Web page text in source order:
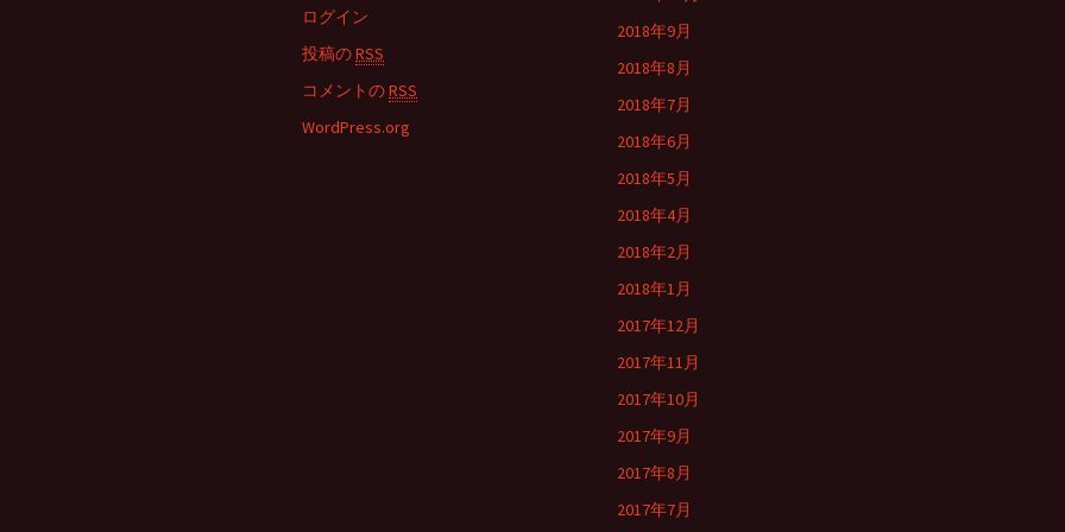
2018年9月
2018年8月
2018年7月
2018年6月
2018年5月
2018年4月
2018年2月
2018年1月
2017年12月
2017年11月
2017年10月
2017年9月
2017年8月
2017年7月
ログイン
投稿のRSS
コメントのRSS
WordPress.org